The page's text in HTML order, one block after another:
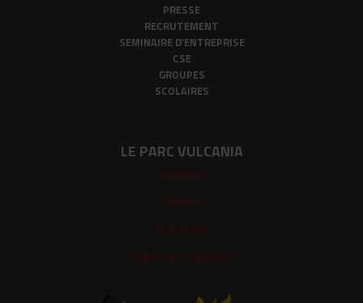
PRESSE
RECRUTEMENT
SEMINAIRE D’ENTREPRISE
CSE
GROUPES
SCOLAIRES
LE PARC VULCANIA
Billetterie
Séjours
Animations
Calendrier d'ouverture